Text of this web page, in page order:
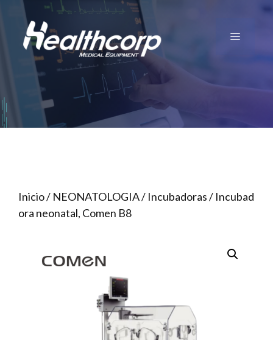
Saltar
contenido
Menú
Inicio/ NEONATOLOGIA/ Incubadoras/ Incubad
ora neonatal, Comen B8